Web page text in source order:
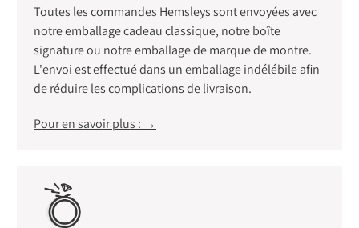
Toutes les commandes Hemsleys sont envoyées avec
notre emballage cadeau classique, notre boîte
signature ou notre emballage de marque de montre.
L'envoi est effectué dans un emballage indélébile afin
de réduire les complications de livraison.
Pour en savoir plus : →